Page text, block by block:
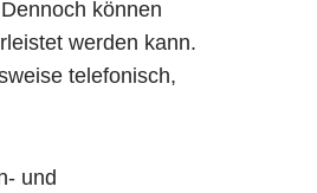
können
werden kann.
telefonisch,
und